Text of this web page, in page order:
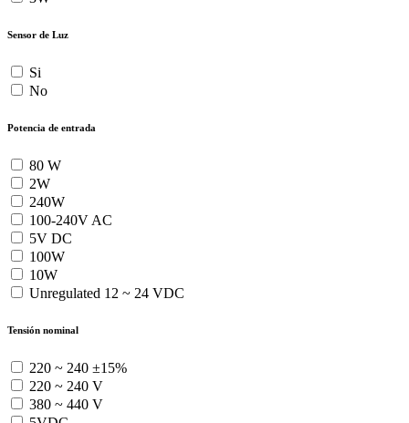
Sensor de Luz
Si
No
Potencia de entrada
80 W
2W
240W
100-240V AC
5V DC
100W
10W
Unregulated 12 ~ 24 VDC
Tensión nominal
220 ~ 240 ±15%
220 ~ 240 V
380 ~ 440 V